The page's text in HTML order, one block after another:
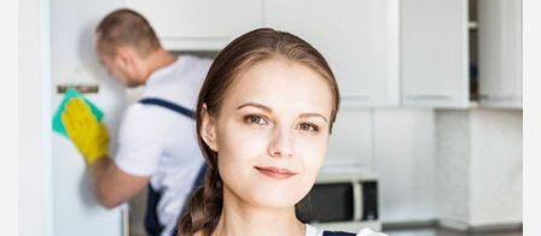
تدليك
غسيل سيارة